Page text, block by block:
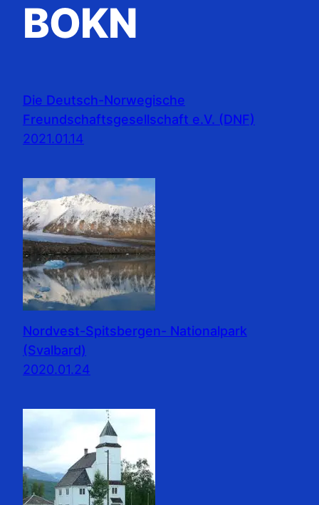
BOKN
Die Deutsch-Norwegische
Freundschaftsgesellschaft e.V. (DNF)
2021.01.14
Nordvest-Spitsbergen- Nationalpark
(Svalbard)
2020.01.24